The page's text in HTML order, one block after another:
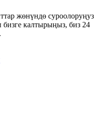
жөнүндө суроолоруңуз
бизге калтырыңыз, биз 24